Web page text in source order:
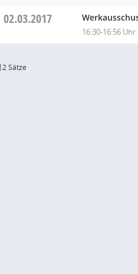
02.03.2017
16:30-16:56 Uhr
2 Sätze